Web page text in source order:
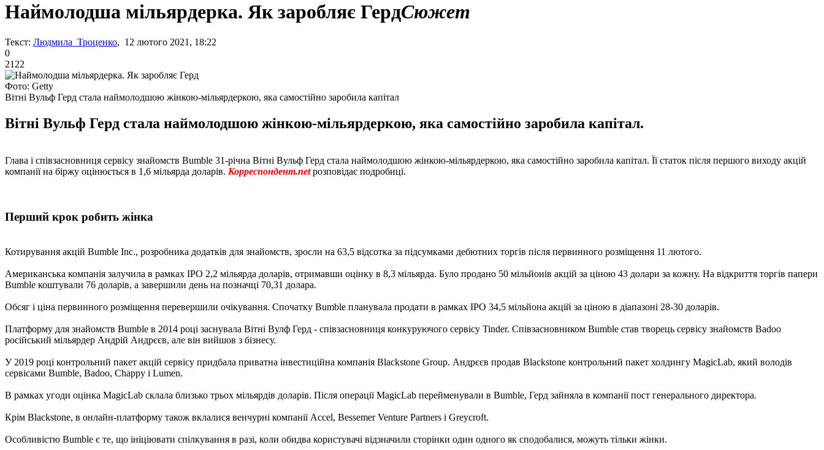
Наймолодша мільярдерка. Як заробляє ГердСюжет
Текст: Людмила Троценко, 12 лютого 2021, 18:22
0
2122
Фото: Getty
Вітні Вульф Герд стала наймолодшою жінкою-мільярдеркою, яка самостійно заробила капітал
Вітні Вульф Герд стала наймолодшою жінкою-мільярдеркою, яка самостійно заробила капітал.
Глава і співзасновниця сервісу знайомств Bumble 31-річна Вітні Вульф Герд стала наймолодшою ​​жінкою-мільярдеркою, яка самостійно заробила капітал. Її статок після першого виходу акцій
компанії на біржу оцінюється в 1,6 мільярда доларів. Корреспондент.netрозповідає подробиці.
Перший крок робить жінка
Котирування акцій Bumble Inc., розробника додатків для знайомств, зросли на 63,5 відсотка за підсумками дебютних торгів після первинного розміщення 11 лютого.
Американська компанія залучила в рамках IPO 2,2 мільярда доларів, отримавши оцінку в 8,3 мільярда. Було продано 50 мільйонів акцій за ціною 43 долари за кожну. На відкриття торгів папери
Bumble коштували 76 доларів, а завершили день на позначці 70,31 долара.
Обсяг і ціна первинного розміщення перевершили очікування. Спочатку Bumble планувала продати в рамках IPO 34,5 мільйона акцій за ціною в діапазоні 28-30 доларів.
Платформу для знайомств Bumble в 2014 році заснувала Вітні Вулф Герд - співзасновниця конкуруючого сервісу Tinder. Співзасновником Bumble став творець сервісу знайомств Badoo
російський мільярдер Андрій Андрєєв, але він вийшов з бізнесу.
У 2019 році контрольний пакет акцій сервісу придбала приватна інвестиційна компанія Blackstone Group. Андрєєв продав Blackstone контрольний пакет холдингу MagicLab, який володів
сервісами Bumble, Badoo, Chappy і Lumen.
В рамках угоди оцінка MagicLab склала близько трьох мільярдів доларів. Після операції MagicLab перейменували в Bumble, Герд зайняла в компанії пост генерального директора.
Крім Blackstone, в онлайн-платформу також вклалися венчурні компанії Accel, Bessemer Venture Partners і Greycroft.
Особливістю Bumble є те, що ініціювати спілкування в разі, коли обидва користувачі відзначили сторінки один одного як сподобалися, можуть тільки жінки.